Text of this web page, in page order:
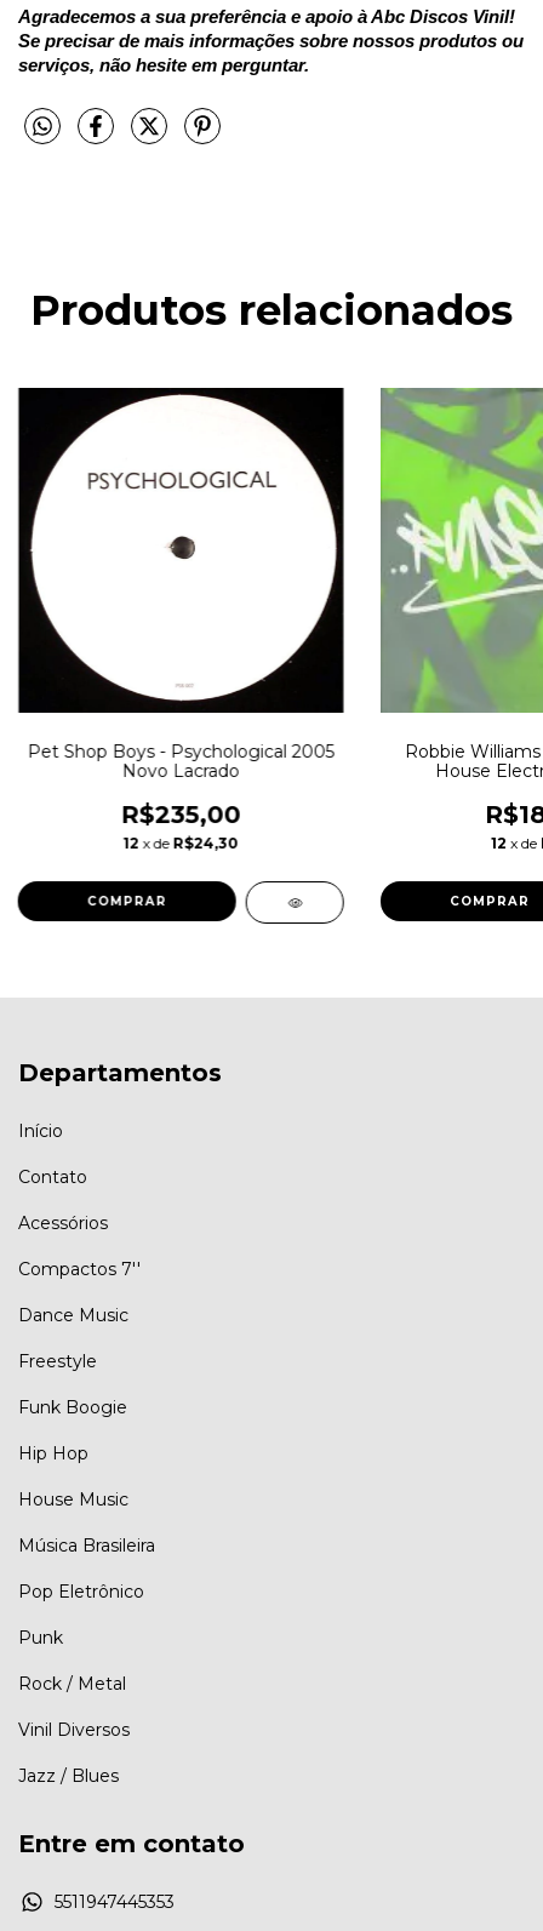
Agradecemos a sua preferência e apoio à Abc Discos Vinil!
Se precisar de mais informações sobre nossos produtos ou
serviços, não hesite em perguntar.
Produtos relacionados
Pet Shop Boys - Psychological 2005
Novo Lacrado
R$235,00
12 x de R$24,30
Robbie
House
12 x de
Departamentos
Início
Contato
Acessórios
Compactos 7''
Dance Music
Freestyle
Funk Boogie
Hip Hop
House Music
Música Brasileira
Pop Eletrônico
Punk
Rock / Metal
Vinil Diversos
Jazz / Blues
Entre em contato
5511947445353